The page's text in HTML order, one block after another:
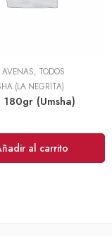
, TODOS
(LA NEGRITA)
(Umsha)
al carrito